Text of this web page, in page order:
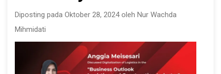
Diposting pada Oktober 28, 2024 oleh Nur Wachda
Mihmidati